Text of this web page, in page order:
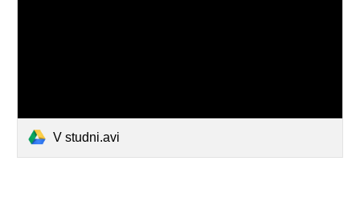
V studni.avi